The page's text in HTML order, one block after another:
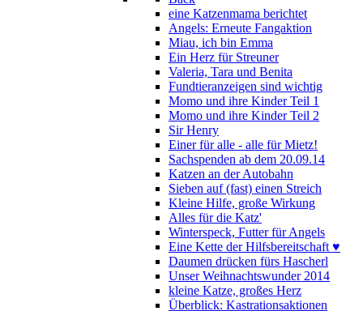
eine Katzenmama berichtet
Angels: Erneute Fangaktion
Miau, ich bin Emma
Ein Herz für Streuner
Valeria, Tara und Benita
Fundtieranzeigen sind wichtig
Momo und ihre Kinder Teil 1
Momo und ihre Kinder Teil 2
Sir Henry
Einer für alle - alle für Mietz!
Sachspenden ab dem 20.09.14
Katzen an der Autobahn
Sieben auf (fast) einen Streich
Kleine Hilfe, große Wirkung
Alles für die Katz'
Winterspeck, Futter für Angels
Eine Kette der Hilfsbereitschaft ♥
Daumen drücken fürs Hascherl
Unser Weihnachtswunder 2014
kleine Katze, großes Herz
Überblick: Kastrationsaktionen